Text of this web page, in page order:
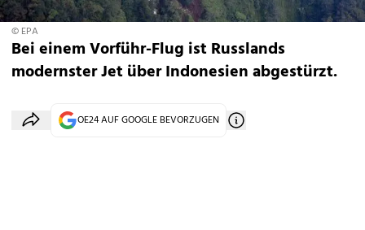
© EPA
Bei einem Vorführ-Flug ist Russlands
modernster Jet über Indonesien abgestürzt.
OE24 AUF GOOGLE BEVORZUGEN